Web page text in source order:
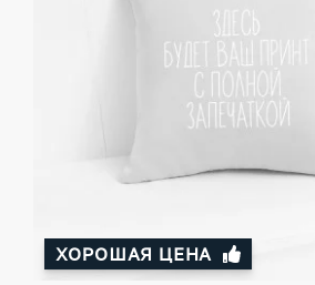
ХОРОШАЯ ЦЕНА